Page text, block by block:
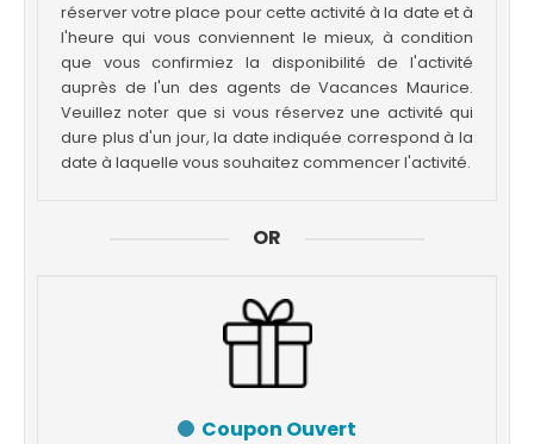
réserver votre place pour cette activité à la date et à
l'heure qui vous conviennent le mieux, à condition
que vous confirmiez la disponibilité de l'activité
auprès de l'un des agents de Vacances Maurice.
Veuillez noter que si vous réservez une activité qui
dure plus d'un jour, la date indiquée correspond à la
date à laquelle vous souhaitez commencer l'activité.
OR
Coupon Ouvert